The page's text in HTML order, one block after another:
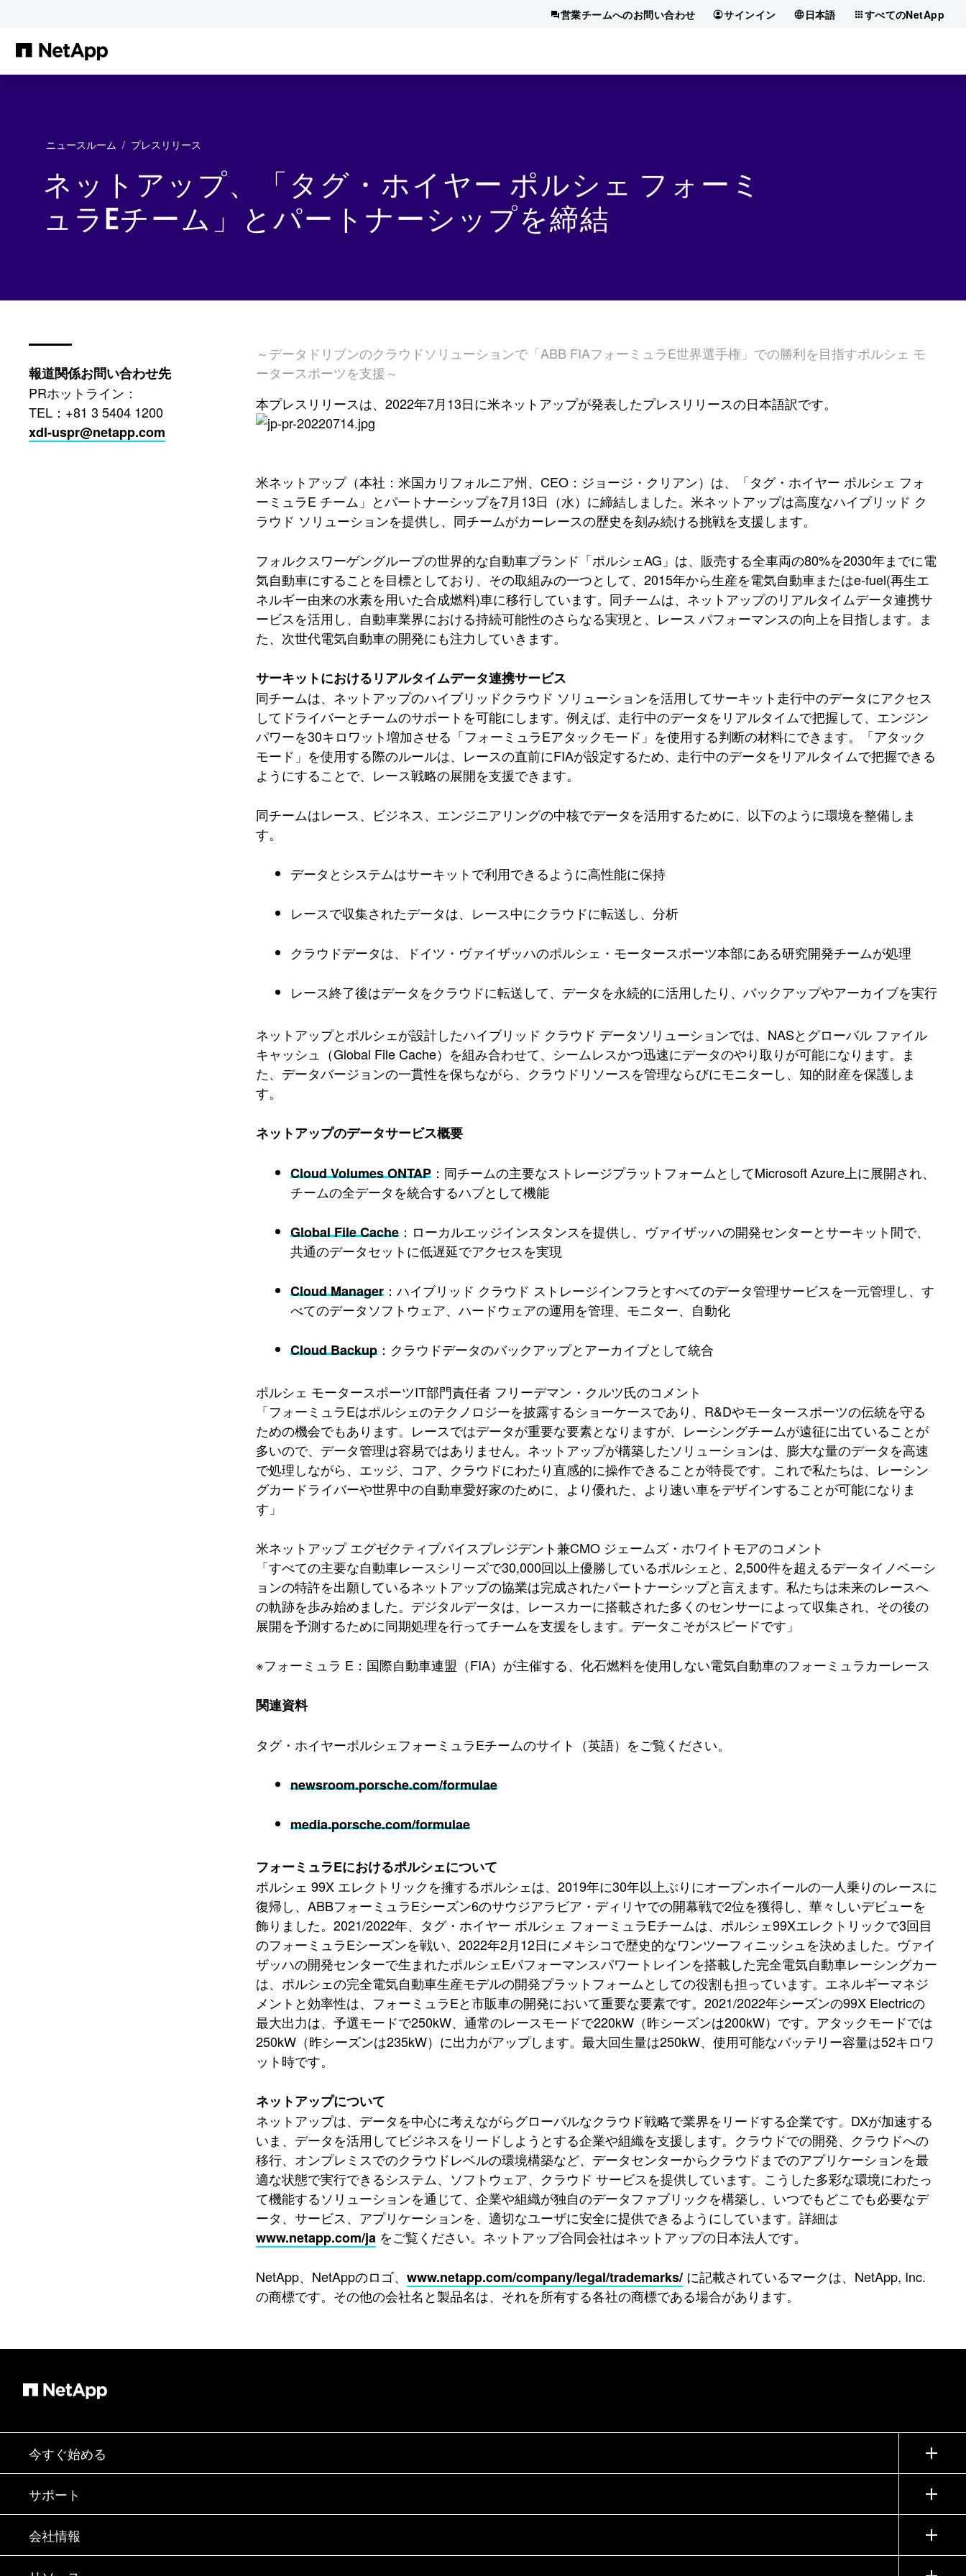
営業チームへのお問い合わせ サインイン 日本語 すべてのNetApp
ニュースルーム プレスリリース
ネットアップ、「タグ・ホイヤー ポルシェ フォーミ
ュラEチーム」とパートナーシップを締結
報道関係お問い合わせ先
PRホットライン：
TEL：+81 3 5404 1200
xdl-uspr@netapp.com
～データドリブンのクラウドソリューションで「ABB FIAフォーミュラE世界選手権」での勝利を目指すポルシェ モ
ータースポーツを支援～
本プレスリリースは、2022年7月13日に米ネットアップが発表したプレスリリースの日本語訳です。
米ネットアップ（本社：米国カリフォルニア州、CEO：ジョージ・クリアン）は、「タグ・ホイヤー ポルシェ フォ
ーミュラE チーム」とパートナーシップを7月13日（水）に締結しました。米ネットアップは高度なハイブリッド ク
ラウド ソリューションを提供し、同チームがカーレースの歴史を刻み続ける挑戦を支援します。
フォルクスワーゲングループの世界的な自動車ブランド「ポルシェAG」は、販売する全車両の80%を2030年までに電
気自動車にすることを目標としており、その取組みの一つとして、2015年から生産を電気自動車またはe-fuel(再生エ
ネルギー由来の水素を用いた合成燃料)車に移行しています。同チームは、ネットアップのリアルタイムデータ連携サ
ービスを活用し、自動車業界における持続可能性のさらなる実現と、レース パフォーマンスの向上を目指します。ま
た、次世代電気自動車の開発にも注力していきます。
サーキットにおけるリアルタイムデータ連携サービス
同チームは、ネットアップのハイブリッドクラウド ソリューションを活用してサーキット走行中のデータにアクセス
してドライバーとチームのサポートを可能にします。例えば、走行中のデータをリアルタイムで把握して、エンジン
パワーを30キロワット増加させる「フォーミュラEアタックモード」を使用する判断の材料にできます。「アタック
モード」を使用する際のルールは、レースの直前にFIAが設定するため、走行中のデータをリアルタイムで把握できる
ようにすることで、レース戦略の展開を支援できます。
同チームはレース、ビジネス、エンジニアリングの中核でデータを活用するために、以下のように環境を整備しま
す。
データとシステムはサーキットで利用できるように高性能に保持
レースで収集されたデータは、レース中にクラウドに転送し、分析
クラウドデータは、ドイツ・ヴァイザッハのポルシェ・モータースポーツ本部にある研究開発チームが処理
レース終了後はデータをクラウドに転送して、データを永続的に活用したり、バックアップやアーカイブを実行
ネットアップとポルシェが設計したハイブリッド クラウド データソリューションでは、NASとグローバル ファイル
キャッシュ（Global File Cache）を組み合わせて、シームレスかつ迅速にデータのやり取りが可能になります。ま
た、データバージョンの一貫性を保ちながら、クラウドリソースを管理ならびにモニターし、知的財産を保護しま
す。
ネットアップのデータサービス概要
Cloud Volumes ONTAP ：同チームの主要なストレージプラットフォームとしてMicrosoft Azure上に展開され、
チームの全データを統合するハブとして機能
Global File Cache ：ローカルエッジインスタンスを提供し、ヴァイザッハの開発センターとサーキット間で、
共通のデータセットに低遅延でアクセスを実現
Cloud Manager ：ハイブリッド クラウド ストレージインフラとすべてのデータ管理サービスを一元管理し、す
べてのデータソフトウェア、ハードウェアの運用を管理、モニター、自動化
Cloud Backup ：クラウドデータのバックアップとアーカイブとして統合
ポルシェ モータースポーツIT部門責任者 フリーデマン・クルツ氏のコメント
「フォーミュラEはポルシェのテクノロジーを披露するショーケースであり、R&Dやモータースポーツの伝統を守る
ための機会でもあります。レースではデータが重要な要素となりますが、レーシングチームが遠征に出ていることが
多いので、データ管理は容易ではありません。ネットアップが構築したソリューションは、膨大な量のデータを高速
で処理しながら、エッジ、コア、クラウドにわたり直感的に操作できることが特長です。これで私たちは、レーシン
グカードライバーや世界中の自動車愛好家のために、より優れた、より速い車をデザインすることが可能になりま
す」
米ネットアップ エグゼクティブバイスプレジデント兼CMO ジェームズ・ホワイトモアのコメント
「すべての主要な自動車レースシリーズで30,000回以上優勝しているポルシェと、2,500件を超えるデータイノベーシ
ョンの特許を出願しているネットアップの協業は完成されたパートナーシップと言えます。私たちは未来のレースへ
の軌跡を歩み始めました。デジタルデータは、レースカーに搭載された多くのセンサーによって収集され、その後の
展開を予測するために同期処理を行ってチームを支援をします。データこそがスピードです」
※フォーミュラ E：国際自動車連盟（FIA）が主催する、化石燃料を使用しない電気自動車のフォーミュラカーレース
関連資料
タグ・ホイヤーポルシェフォーミュラEチームのサイト（英語）をご覧ください。
newsroom.porsche.com/formulae
media.porsche.com/formulae
フォーミュラEにおけるポルシェについて
ポルシェ 99X エレクトリックを擁するポルシェは、2019年に30年以上ぶりにオープンホイールの一人乗りのレースに
復帰し、ABBフォーミュラEシーズン6のサウジアラビア・ディリヤでの開幕戦で2位を獲得し、華々しいデビューを
飾りました。2021/2022年、タグ・ホイヤー ポルシェ フォーミュラEチームは、ポルシェ99Xエレクトリックで3回目
のフォーミュラEシーズンを戦い、2022年2月12日にメキシコで歴史的なワンツーフィニッシュを決めました。ヴァイ
ザッハの開発センターで生まれたポルシェEパフォーマンスパワートレインを搭載した完全電気自動車レーシングカー
は、ポルシェの完全電気自動車生産モデルの開発プラットフォームとしての役割も担っています。エネルギーマネジ
メントと効率性は、フォーミュラEと市販車の開発において重要な要素です。2021/2022年シーズンの99X Electricの
最大出力は、予選モードで250kW、通常のレースモードで220kW（昨シーズンは200kW）です。アタックモードでは
250kW（昨シーズンは235kW）に出力がアップします。最大回生量は250kW、使用可能なバッテリー容量は52キロワ
ット時です。
ネットアップについて
ネットアップは、データを中心に考えながらグローバルなクラウド戦略で業界をリードする企業です。DXが加速する
いま、データを活用してビジネスをリードしようとする企業や組織を支援します。クラウドでの開発、クラウドへの
移行、オンプレミスでのクラウドレベルの環境構築など、データセンターからクラウドまでのアプリケーションを最
適な状態で実行できるシステム、ソフトウェア、クラウド サービスを提供しています。こうした多彩な環境にわたっ
て機能するソリューションを通じて、企業や組織が独自のデータファブリックを構築し、いつでもどこでも必要なデ
ータ、サービス、アプリケーションを、適切なユーザに安全に提供できるようにしています。詳細は
www.netapp.com/ja をご覧ください。ネットアップ合同会社はネットアップの日本法人です。
NetApp、NetAppのロゴ、 www.netapp.com/company/legal/trademarks/に記載されているマークは、NetApp, Inc.
の商標です。その他の会社名と製品名は、それを所有する各社の商標である場合があります。
今すぐ始める
購入方法
営業チームへのお問い合わせ
パートナーを検索
サポート
サポート
トレーニング
会社情報
会社情報